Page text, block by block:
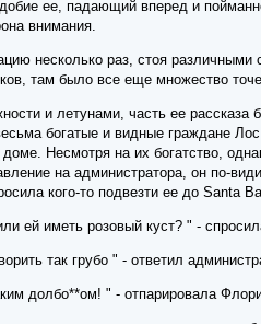
ее, падающий вперед и
внимания.
несколько раз, стоя
там было все еще множество
и летунами, часть ее
богатые и видные граждане
Несмотря на их богатство,
на администратора, он по-
кого-то подвезти ее до Santa
ей иметь розовый куст? " -
так грубо " - ответил
долбо**ом! " - отпарировала